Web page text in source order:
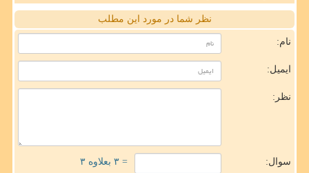
نظر شما در مورد این مطلب
نام:
ایمیل:
نظر:
سوال: = ۳ بعلاوه ۳